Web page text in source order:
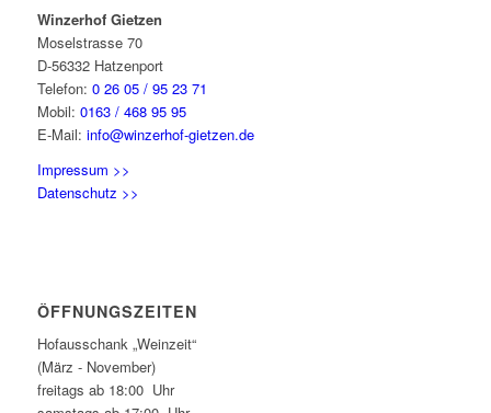
Winzerhof Gietzen
Moselstrasse 70
D-56332 Hatzenport
Telefon: 0 26 05 / 95 23 71
Mobil: 0163 / 468 95 95
E-Mail: info@winzerhof-gietzen.de
Impressum >>
Datenschutz >>
ÖFFNUNGSZEITEN
Hofausschank „Weinzeit“
(März - November)
freitags ab 18:00 Uhr